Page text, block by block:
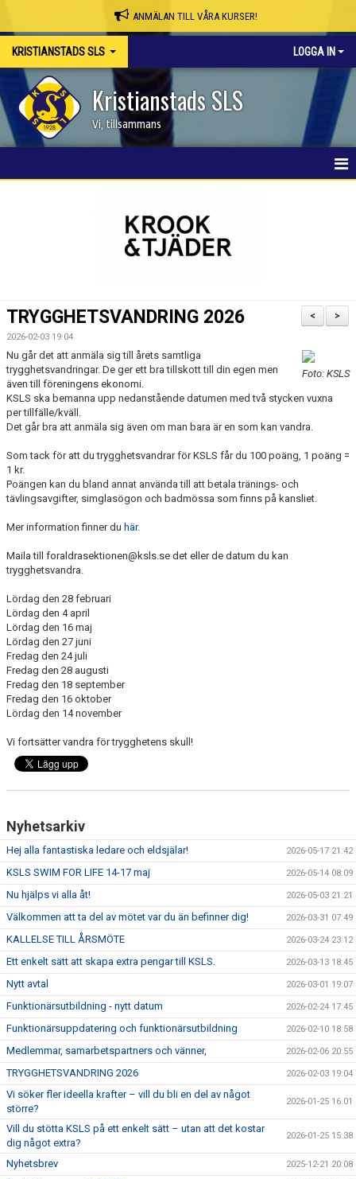
ANMÄLAN TILL VÅRA KURSER!
KRISTIANSTADS SLS LOGGA IN
Kristianstads SLS
Vi, tillsammans
KSLS WEBBSHOP
BLI PARTNER
JOBBA HOS OSS!
FÖRÄLDER
FUNKTIONÄR
VÅRA TÄVLINGAR
VERKSAMHETSHANDBOK
KSLS FOR UKRAINE
WALL OF MEMORIES
>
<
TRYGGHETSVANDRING 2026
2026-02-03 19:04
Foto: KSLS
Nu går det att anmäla sig till årets samtliga
trygghetsvandringar. De ger ett bra tillskott till din egen men
även till föreningens ekonomi.
KSLS ska bemanna upp nedanstående datumen med två stycken vuxna
per tillfälle/kväll.
Det går bra att anmäla sig även om man bara är en som kan vandra.
Som tack för att du trygghetsvandrar för KSLS får du 100 poäng, 1 poäng =
1 kr.
Poängen kan du bland annat använda till att betala tränings- och
tävlingsavgifter, simglasögon och badmössa som finns på kansliet.
Mer information finner du här.
Maila till foraldrasektionen@ksls.se det eller de datum du kan
trygghetsvandra.
Lördag den 28 februari
Lördag den 4 april
Lördag den 16 maj
Lördag den 27 juni
Fredag den 24 juli
Fredag den 28 augusti
Fredag den 18 september
Fredag den 16 oktober
Lördag den 14 november
Vi fortsätter vandra för trygghetens skull!
Nyhetsarkiv
Hej alla fantastiska ledare och eldsjälar! 2026-05-17 21:42
KSLS SWIM FOR LIFE 14-17 maj 2026-05-14 08:09
Nu hjälps vi alla åt! 2026-05-03 21:21
Välkommen att ta del av mötet var du än befinner dig! 2026-03-31 07:49
KALLELSE TILL ÅRSMÖTE 2026-03-24 23:12
Ett enkelt sätt att skapa extra pengar till KSLS. 2026-03-13 18:45
Nytt avtal 2026-03-01 19:07
Funktionärsutbildning - nytt datum 2026-02-24 17:45
Funktionärsuppdatering och funktionärsutbildning 2026-02-10 18:58
Medlemmar, samarbetspartners och vänner, 2026-02-06 20:55
TRYGGHETSVANDRING 2026 2026-02-03 19:04
Vi söker fler ideella krafter – vill du bli en del av något
större?
2026-01-25 16:01
Vill du stötta KSLS på ett enkelt sätt – utan att det kostar
dig något extra?
2026-01-25 15:38
Nyhetsbrev 2025-12-21 20:08